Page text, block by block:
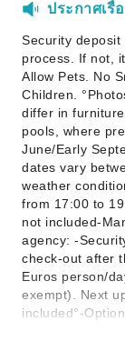
ประกาศเรื่
Security deposit
process. If not,
Allow Pets. No
Children.
differ in
pools, where
June/Early
dates vary
weather
from 17:00 to
not included-
agency: -
check-out after
Euros person/
exempt). Next
included°-